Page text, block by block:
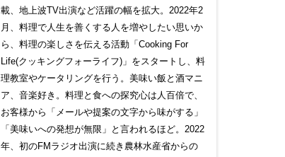
載、地上波TV出演など活躍の幅を拡大。2022年2
月、料理で人生を善くする人を増やしたい思いか
ら、料理の楽しさを伝える活動「Cooking For
Life(クッキングフォーライフ)」をスタートし、料
理教室やケータリングを行う。美味い飯と酒マニ
ア、音楽好き。料理と食への探究心は人百倍で、
お客様から「メールや提案の文字から味がする」
「美味いへの発想が無限」と言われるほど。2022
年、初のFMラジオ出演に続き農林水産省からの